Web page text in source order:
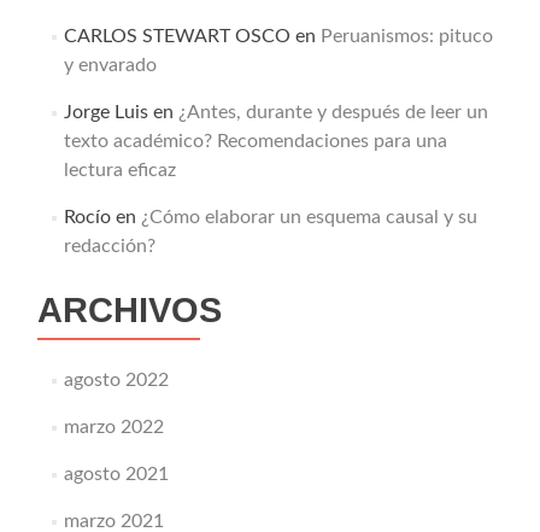
CARLOS STEWART OSCO en Peruanismos: pituco
y envarado
Jorge Luisen ¿Antes, durante y después de leer un
texto académico? Recomendaciones para una
lectura eficaz
Rocíoen ¿Cómo elaborar un esquema causal y su
redacción?
ARCHIVOS
agosto 2022
marzo 2022
agosto 2021
marzo 2021